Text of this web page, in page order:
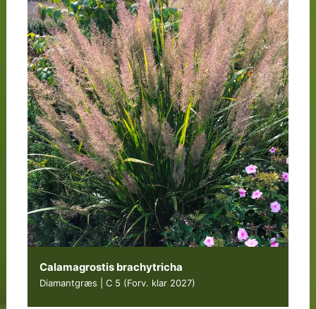
Calamagrostis brachytricha
Diamantgræs | C 5 (Forv. klar 2027)